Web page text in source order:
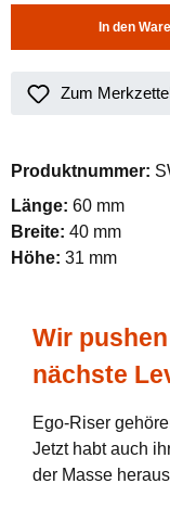
In den
Zum
Produktnummer:
Länge: 60 mm
Breite: 40 mm
Höhe: 31 mm
Wir
nächste
Ego-Riser
Jetzt habt auch
der Masse